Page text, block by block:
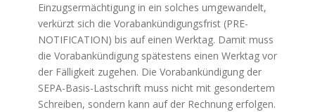
Einzugsermächtigung in ein solches umgewandelt,
verkürzt sich die Vorabankündigungsfrist (PRE-
NOTIFICATION) bis auf einen Werktag. Damit muss
die Vorabankündigung spätestens einen Werktag vor
der Fälligkeit zugehen. Die Vorabankündigung der
SEPA-Basis-Lastschrift muss nicht mit gesondertem
Schreiben, sondern kann auf der Rechnung erfolgen.